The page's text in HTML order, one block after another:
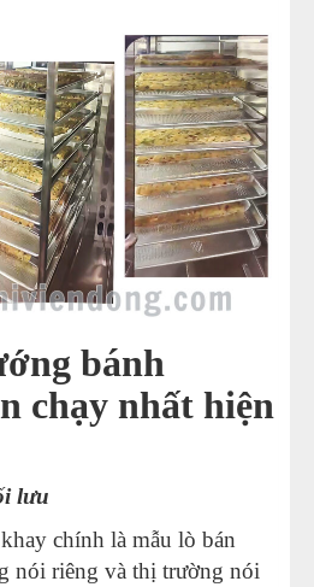
bánh
chạy nhất hiện
lưu
chính là mẫu lò bán
nói riêng và thị trường nói